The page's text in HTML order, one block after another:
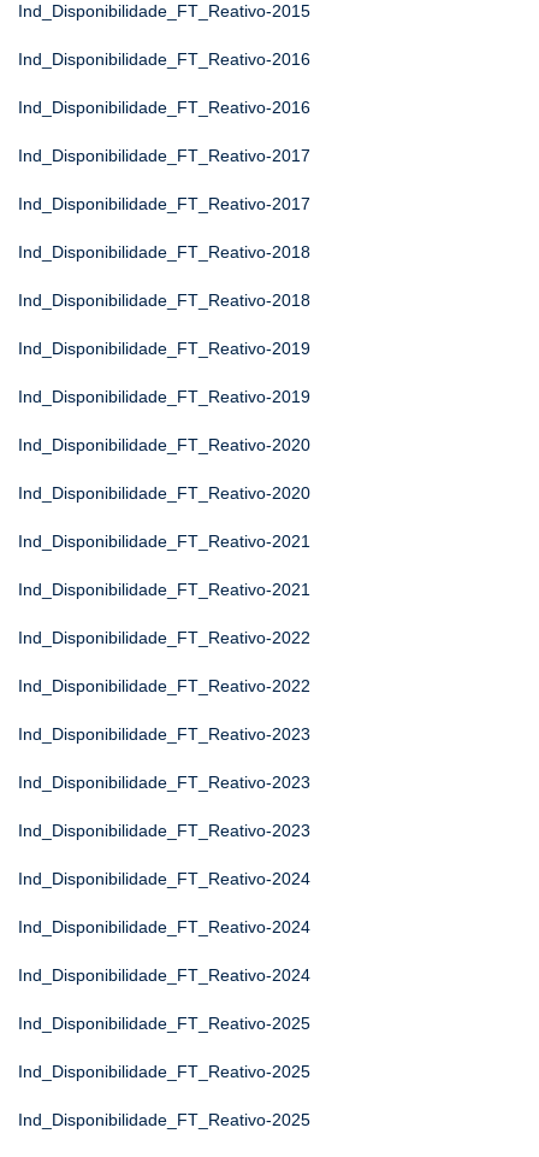
Ind_Disponibilidade_FT_Reativo-2015
Ind_Disponibilidade_FT_Reativo-2016
Ind_Disponibilidade_FT_Reativo-2016
Ind_Disponibilidade_FT_Reativo-2017
Ind_Disponibilidade_FT_Reativo-2017
Ind_Disponibilidade_FT_Reativo-2018
Ind_Disponibilidade_FT_Reativo-2018
Ind_Disponibilidade_FT_Reativo-2019
Ind_Disponibilidade_FT_Reativo-2019
Ind_Disponibilidade_FT_Reativo-2020
Ind_Disponibilidade_FT_Reativo-2020
Ind_Disponibilidade_FT_Reativo-2021
Ind_Disponibilidade_FT_Reativo-2021
Ind_Disponibilidade_FT_Reativo-2022
Ind_Disponibilidade_FT_Reativo-2022
Ind_Disponibilidade_FT_Reativo-2023
Ind_Disponibilidade_FT_Reativo-2023
Ind_Disponibilidade_FT_Reativo-2023
Ind_Disponibilidade_FT_Reativo-2024
Ind_Disponibilidade_FT_Reativo-2024
Ind_Disponibilidade_FT_Reativo-2024
Ind_Disponibilidade_FT_Reativo-2025
Ind_Disponibilidade_FT_Reativo-2025
Ind_Disponibilidade_FT_Reativo-2025